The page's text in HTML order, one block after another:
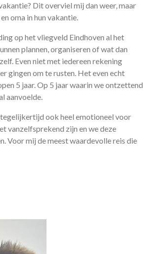
Dit overviel mij dan weer, maar
oma in hun vakantie.
op het vliegveld Eindhoven al het
plannen, organiseren of wat dan
Even niet met iedereen rekening
gingen om te rusten. Het even echt
5 jaar. Op 5 jaar waarin we ontzettend
aanvoelde.
tegelijkertijd ook heel emotioneel voor
vanzelfsprekend zijn en we deze
Voor mij de meest waardevolle reis die